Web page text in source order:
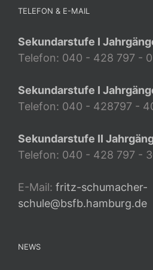
TELEFON & E-MAIL
Sekundarstufe I
Telefon: 040 - 428 797 - 0
Sekundarstufe I
Telefon: 040 - 428797 -
Sekundarstufe II
Telefon: 040 - 428 797 -
E-Mail: fritz-schumacher-
schule@bsfb.hamburg.de
NEWS